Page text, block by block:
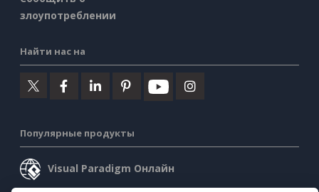
злоупотреблении
Найти нас на
Популярные продукты
Visual Paradigm Онлайн